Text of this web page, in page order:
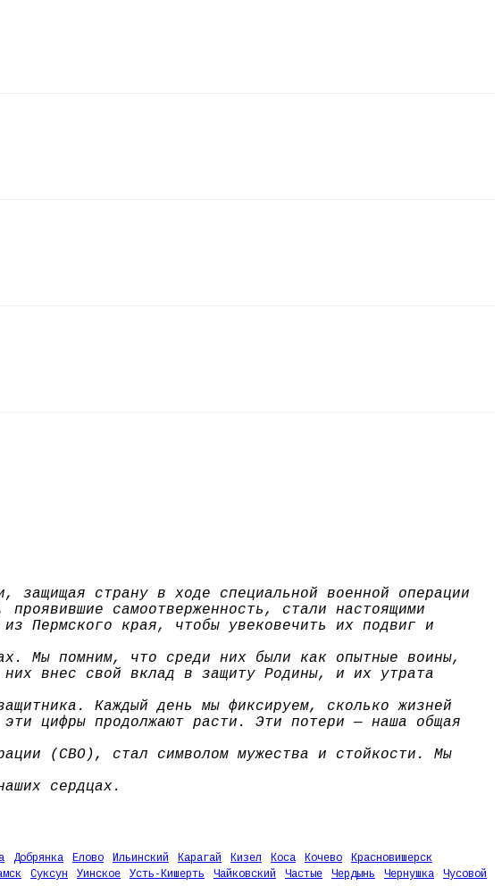
защищая страну в ходе специальной военной операции
самоотверженность, стали настоящими
Пермского края, чтобы увековечить их подвиг и
Мы помним, что среди них были как опытные воины,
внес свой вклад в защиту Родины, и их утрата
Каждый день мы фиксируем, сколько жизней
цифры продолжают расти. Эти потери — наша общая
(СВО), стал символом мужества и стойкости. Мы
сердцах.
Добрянка Елово Ильинский Карагай Кизел Коса Кочево
Красновишерск
Суксун Уинское Усть-Кишерть Чайковский Частые Чердынь Чернушка
Чусовой